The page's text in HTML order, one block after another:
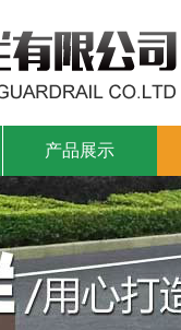
产品展示